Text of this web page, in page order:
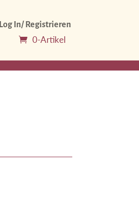
Log In/ Registrieren
0-Artikel